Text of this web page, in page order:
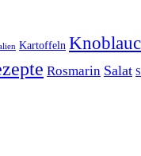
Kartoffeln
Rosmarin Salat